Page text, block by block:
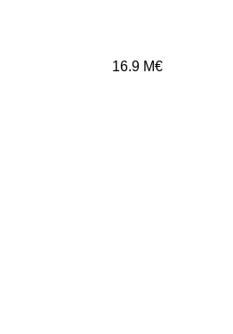
16.9 M€